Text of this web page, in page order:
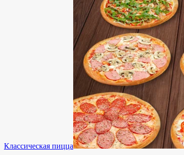
Классическая пицца